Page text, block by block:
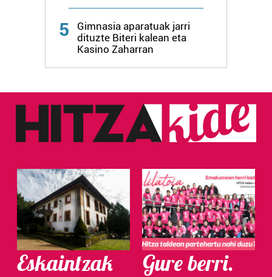
Webgune honek cookie propioak eta hirugarrenen cookie-
fitxategiak erabiltzen ditu. Zure esperientzia eta
zerbitzuak hobetzeko asmoz, cookie teknologiaz
baliatzen gara. Ohar hau onartuz gero, teknologia hori
erabiltzeko baimen esplizitua ematen diguzu.Gehiago
5
Gimnasia aparatuak jarri
dituzte Biteri kalean eta
Kasino Zaharran
Eskaintzak Gure berri.